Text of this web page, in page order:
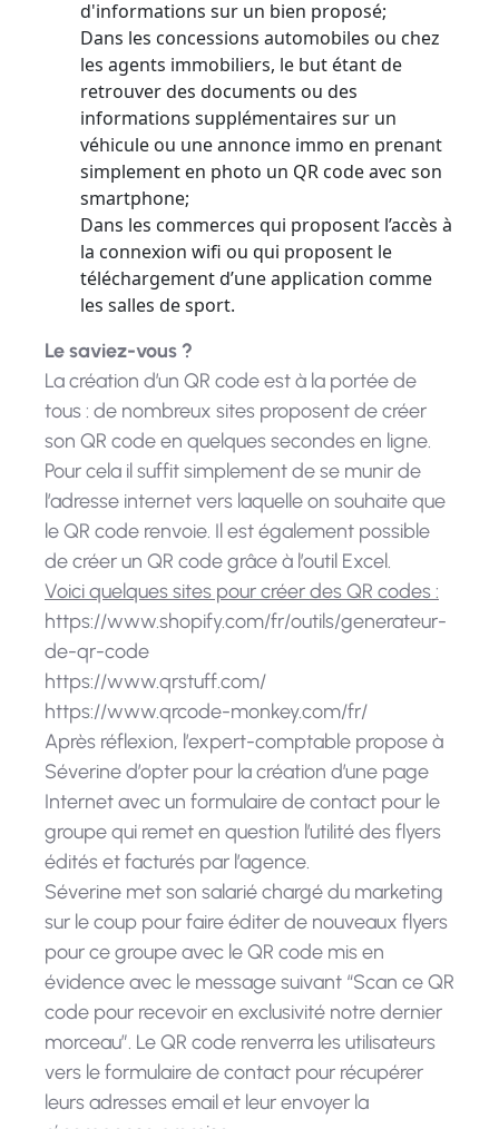
d'informations sur un bien proposé;
Dans les concessions automobiles ou chez
les agents immobiliers, le but étant de
retrouver des documents ou des
informations supplémentaires sur un
véhicule ou une annonce immo en prenant
simplement en photo un QR code avec son
smartphone;
Dans les commerces qui proposent l’accès à
la connexion wifi ou qui proposent le
téléchargement d’une application comme
les salles de sport.
Le saviez-vous ?
La création d’un QR code est à la portée de
tous : de nombreux sites proposent de créer
son QR code en quelques secondes en ligne.
Pour cela il suffit simplement de se munir de
l’adresse internet vers laquelle on souhaite que
le QR code renvoie. Il est également possible
de créer un QR code grâce à l’outil Excel.
Voici quelques sites pour créer des QR codes :
https://www.shopify.com/fr/outils/generateur-
de-qr-code
https://www.qrstuff.com/
https://www.qrcode-monkey.com/fr/
Après réflexion, l’expert-comptable propose à
Séverine d’opter pour la création d’une page
Internet avec un formulaire de contact pour le
groupe qui remet en question l’utilité des flyers
édités et facturés par l’agence.
Séverine met son salarié chargé du marketing
sur le coup pour faire éditer de nouveaux flyers
pour ce groupe avec le QR code mis en
évidence avec le message suivant “Scan ce QR
code pour recevoir en exclusivité notre dernier
morceau”. Le QR code renverra les utilisateurs
vers le formulaire de contact pour récupérer
leurs adresses email et leur envoyer la